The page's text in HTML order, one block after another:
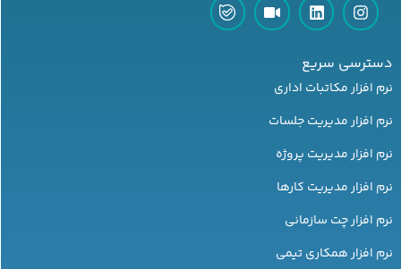
دسترسی سریع
نرم افزار مکاتبات اداری
نرم افزار مدیریت جلسات
نرم افزار مدیریت پروژه
نرم افزار مدیریت کارها
نرم افزار چت سازمانی
نرم افزار همکاری تیمی